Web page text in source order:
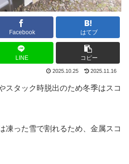
Facebook はてブ
LINE コピー
2025.10.25 2025.11.16
スタック時脱出のため冬季はスコ
凍った雪で割れるため、金属スコ